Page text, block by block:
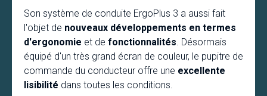
Son système de conduite ErgoPlus 3 a aussi fait
l'objet de nouveaux développements en termes
d'ergonomie et de fonctionnalités. Désormais
équipé d'un très grand écran de couleur, le pupitre de
commande du conducteur offre une excellente
lisibilité dans toutes les conditions.